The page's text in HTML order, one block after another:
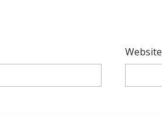
Website